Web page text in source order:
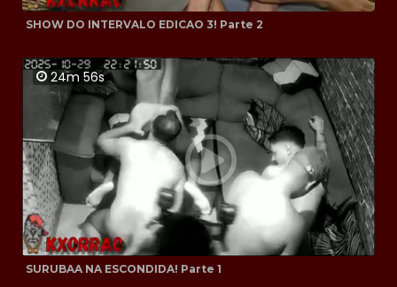
SHOW DO INTERVALO EDICAO 3! Parte 2
24m 56s
SURUBAA NA ESCONDIDA! Parte 1